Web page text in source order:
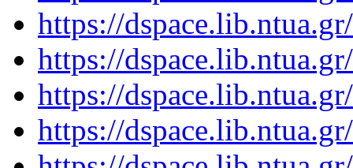
https://
https://
https://
https://